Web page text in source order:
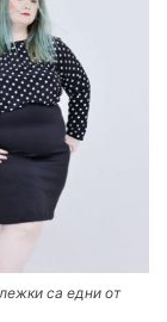
са едни от